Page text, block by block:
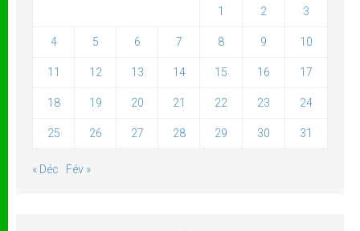
1 2 3
4 5 6 7 8 9 10
11 12 13 14 15 16 17
18 19 20 21 22 23 24
25 26 27 28 29 30 31
« Déc Fév »